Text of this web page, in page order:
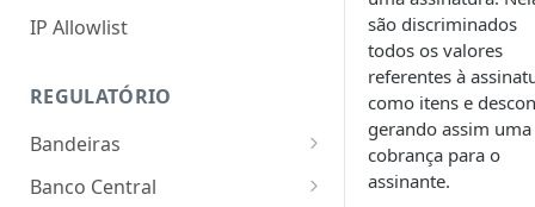
IP Allowlist
REGULATÓRIO
Bandeiras
Regra de Validação de MCC
Banco Central
são discriminados
todos os valores
referentes à
como itens e
gerando assim uma
cobrança para o
assinante.